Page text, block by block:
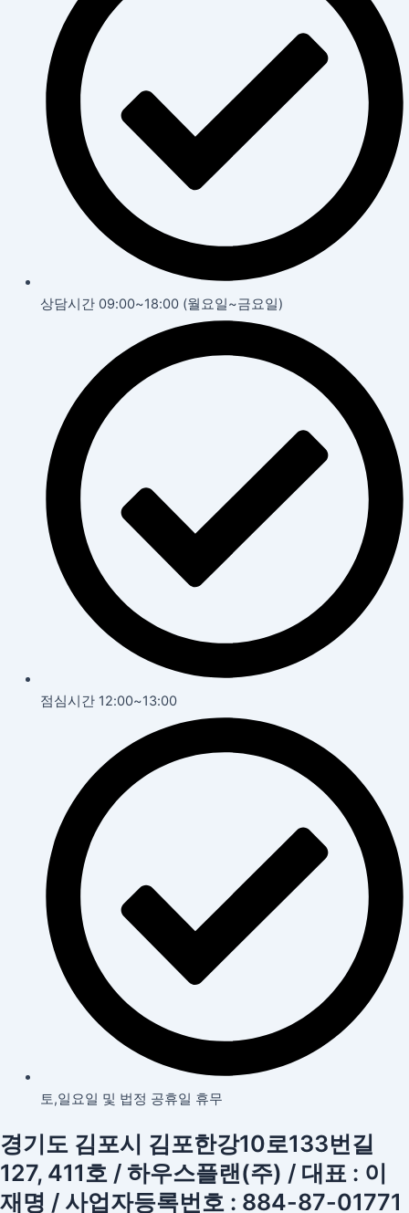
상담시간 09:00~18:00 (월요일~금요일)
점심시간 12:00~13:00
토,일요일 및 법정 공휴일 휴무
경기도 김포시 김포한강10로133번길
127, 411호 / 하우스플랜(주) / 대표 : 이
재명 / 사업자등록번호 : 884-87-01771